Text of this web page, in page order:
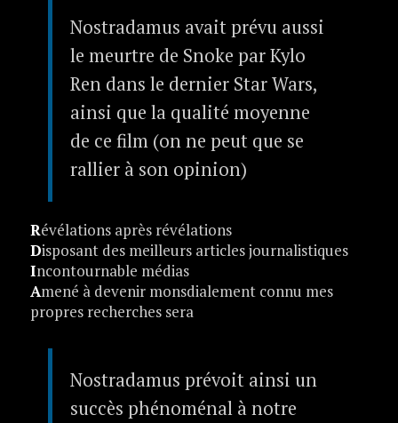
Nostradamus avait prévu aussi
le meurtre de Snoke par Kylo
Ren dans le dernier Star Wars,
ainsi que la qualité moyenne
de ce film (on ne peut que se
rallier à son opinion)
Révélations après révélations
Disposant des meilleurs articles journalistiques
Incontournable médias
Amené à devenir monsdialement connu mes
propres recherches sera
Nostradamus prévoit ainsi un
succès phénoménal à notre